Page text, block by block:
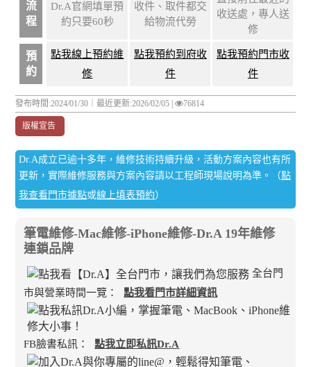
流
程
Dr.A官網填單預
約只要60秒
收件、取件都交
給物流代勞
收送處，專人送
修
預
約
點我線上預約維
修
點我預約到府收
件
點我預約門市收
件
發布時間:2024/01/30｜最近更新:2026/02/05 | 76814
版權宣告
Dr.A成立已逾十多年，維修技術持續升級，活動方案內容也有所
更新，實際維修服務與方案內容請以工程師現場說明為準。（點
我查看門市據點或線上填表預約）
筆電維修-Mac維修-iPhone維修-Dr.A 19年維修
連鎖品牌
全台門
市與營業時間一覽：
點我看門市詳細資訊
FB臉書私訊： 點我立即私訊Dr.A